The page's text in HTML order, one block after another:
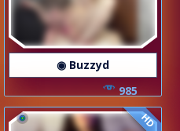
◉ Buzzyd
985
HD